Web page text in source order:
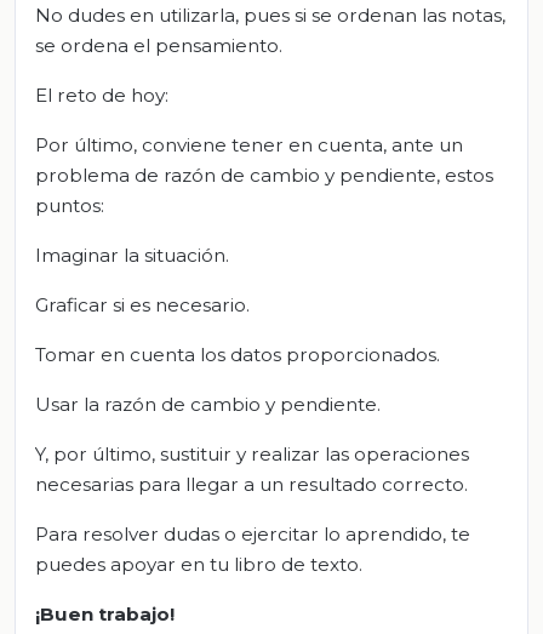
No dudes en utilizarla, pues si se ordenan las notas,
se ordena el pensamiento.
El reto de hoy:
Por último, conviene tener en cuenta, ante un
problema de razón de cambio y pendiente, estos
puntos:
Imaginar la situación.
Graficar si es necesario.
Tomar en cuenta los datos proporcionados.
Usar la razón de cambio y pendiente.
Y, por último, sustituir y realizar las operaciones
necesarias para llegar a un resultado correcto.
Para resolver dudas o ejercitar lo aprendido, te
puedes apoyar en tu libro de texto.
¡Buen trabajo!